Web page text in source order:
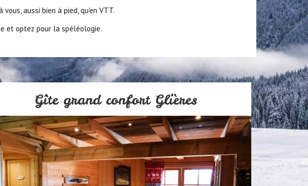
aussi bien à pied, qu'en VTT.
et optez pour la spéléologie.
Gîte grand confort Glières